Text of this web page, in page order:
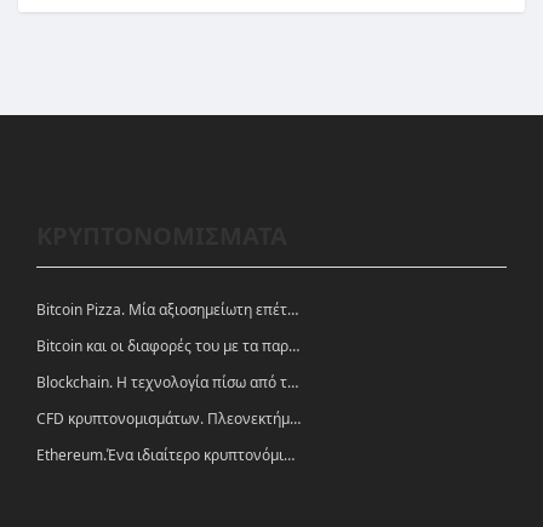
Bitcoin Pizza. Μία αξιοσημείωτη επέτειος.
Bitcoin και οι διαφορές του με τα παραδοσιακά νομίσματα
Blockchain. Η τεχνολογία πίσω από τα κρυπτονομίσματα
CFD κρυπτονομισμάτων. Πλεονεκτήματα και ευκαιρίες
Ethereum.Ένα ιδιαίτερο κρυπτονόμισμα-πλατφόρμα